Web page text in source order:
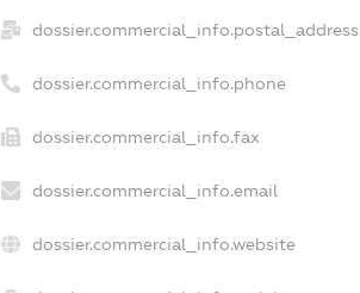
dossier.commercial_info.postal_address
dossier.commercial_info.phone
dossier.commercial_info.fax
dossier.commercial_info.email
dossier.commercial_info.website